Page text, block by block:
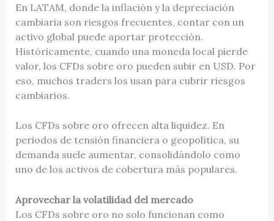
En LATAM, donde la inflación y la depreciación
cambiaria son riesgos frecuentes, contar con un
activo global puede aportar protección.
Históricamente, cuando una moneda local pierde
valor, los CFDs sobre oro pueden subir en USD. Por
eso, muchos traders los usan para cubrir riesgos
cambiarios.
Los CFDs sobre oro ofrecen alta liquidez. En
periodos de tensión financiera o geopolítica, su
demanda suele aumentar, consolidándolo como
uno de los activos de cobertura más populares.
Aprovechar la volatilidad del mercado
Los CFDs sobre oro no solo funcionan como